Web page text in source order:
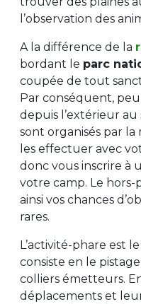
l’observation des
A la différence de la
bordant le parc
coupée de tout
Par conséquent,
depuis l’extérieur au
sont organisés par la
les effectuer avec
donc vous inscrire à
votre camp. Le
ainsi vos chances
rares.
L’activité-phare est
consiste en le
colliers émetteurs.
déplacements et